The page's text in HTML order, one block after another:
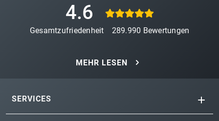
4.6
Gesamtzufriedenheit 289.990 Bewertungen
MEHR LESEN
SERVICES